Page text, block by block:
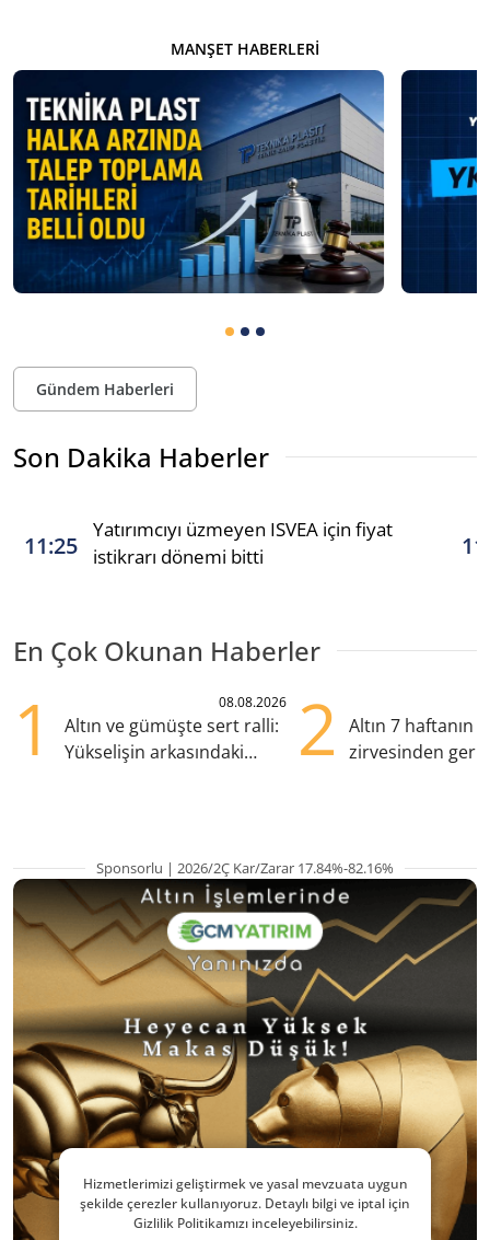
MANŞET HABERLERI
Gündem Haberleri
Son Dakika Haberler
11:25
Yatırımcıyı üzmeyen ISVEA için fiyat
istikrarı dönemi bitti
En Çok Okunan Haberler
1 08.08.2026
Altın ve gümüşte sert ralli:
Yükselişin arkasındaki
2
Altın 7 haftanın
zirvesinden
Sponsorlu | 2026/2Ç Kar/Zarar 17.84%-82.16%
Hizmetlerimizi geliştirmek ve yasal mevzuata uygun
şekilde çerezler kullanıyoruz. Detaylı bilgi ve iptal için
Gizlilik Politikamızı inceleyebilirsiniz.